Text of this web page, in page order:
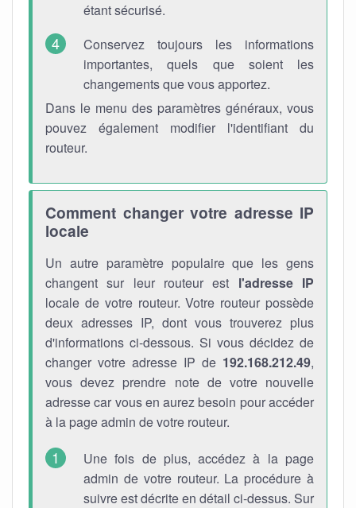
étant sécurisé.
Conservez toujours les informations
importantes, quels que soient les
changements que vous apportez.
Dans le menu des paramètres généraux, vous
pouvez également modifier l'identifiant du
routeur.
Comment changer votre adresse IP
locale
Un autre paramètre populaire que les gens
changent sur leur routeur est l'adresse IP
locale de votre routeur. Votre routeur possède
deux adresses IP, dont vous trouverez plus
d'informations ci-dessous. Si vous décidez de
changer votre adresse IP de 192.168.212.49,
vous devez prendre note de votre nouvelle
adresse car vous en aurez besoin pour accéder
à la page admin de votre routeur.
Une fois de plus, accédez à la page
admin de votre routeur. La procédure à
suivre est décrite en détail ci-dessus. Sur